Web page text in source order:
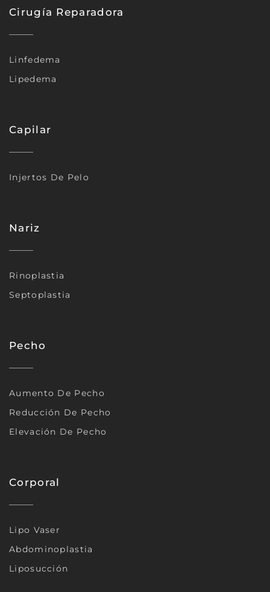
Cirugía Reparadora
Linfedema
Lipedema
Capilar
Injertos De Pelo
Nariz
Rinoplastia
Septoplastia
Pecho
Aumento De Pecho
Reducción De Pecho
Elevación De Pecho
Corporal
Lipo Vaser
Abdominoplastia
Liposucción